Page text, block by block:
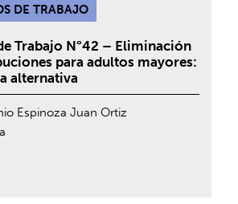
DE TRABAJO
Trabajo N°42 – Eliminación
para adultos mayores:
alternativa
Espinoza Juan Ortiz